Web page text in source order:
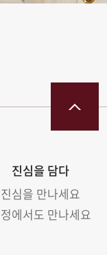
진심을 담다
진심을 만나세요
에서도 만나세요